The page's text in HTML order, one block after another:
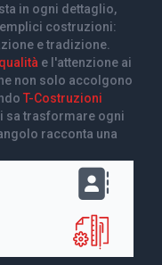
in ogni dettaglio,
costruzioni:
e tradizione.
e l'attenzione ai
non solo accolgono
T-Costruzioni
sa trasformare ogni
racconta una